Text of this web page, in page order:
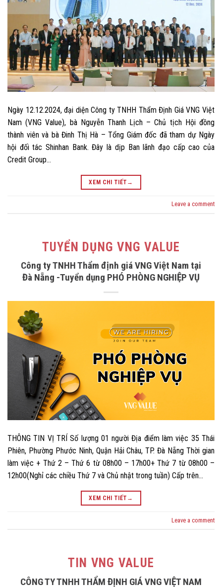
Ngày 12.12.2024, đại diện Công ty TNHH Thẩm Định Giá VNG Việt
Nam (VNG Value), bà Nguyễn Thanh Lịch – Chủ tịch Hội đồng
thành viên và bà Đinh Thị Hà – Tổng Giám đốc đã tham dự Ngày
hội đối tác Shinhan Bank. Đây là dịp Ban lãnh đạo cấp cao của
Credit Group…
XEM CHI TIẾT →
Leave a comment
TUYỂN DỤNG VNG VALUE
Công ty TNHH Thẩm định giá VNG Việt Nam tại
Đà Nẵng -Tuyển dụng PHÓ PHÒNG NGHIỆP VỤ
THÔNG TIN VỊ TRÍ Số lượng 01 người Địa điểm làm việc 35 Thái
Phiên, Phường Phước Ninh, Quận Hải Châu, TP. Đà Nẵng Thời gian
làm việc + Thứ 2 – Thứ 6 từ 08h00 – 17h00+ Thứ 7 từ 08h00 –
12h00(Nghỉ các chiều Thứ 7 và Chủ nhật trong tuần) Cấp trên…
XEM CHI TIẾT →
Leave a comment
TIN VNG VALUE
CÔNG TY TNHH THẨM ĐỊNH GIÁ VNG VIỆT NAM